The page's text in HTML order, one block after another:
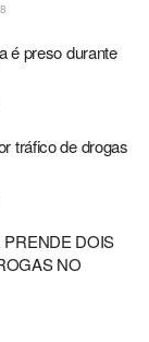
é preso durante
tráfico de drogas
PRENDE DOIS
NO